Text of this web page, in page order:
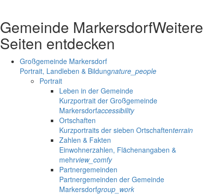
Gemeinde MarkersdorfWeitere
Seiten entdecken
Großgemeinde Markersdorf
Portrait, Landleben & Bildungnature_people
Portrait
Leben in der Gemeinde
Kurzportrait der Großgemeinde
Markersdorfaccessibility
Ortschaften
Kurzportraits der sieben Ortschaftenterrain
Zahlen & Fakten
Einwohnerzahlen, Flächenangaben &
mehrview_comfy
Partnergemeinden
Partnergemeinden der Gemeinde
Markersdorfgroup_work